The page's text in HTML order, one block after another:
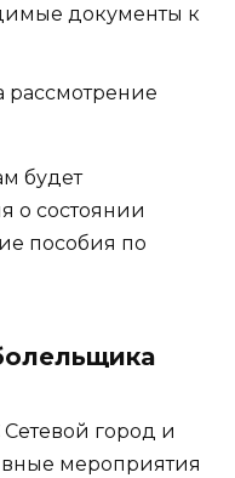
документы к
рассмотрение
будет
о состоянии
пособия по
город и
мероприятия